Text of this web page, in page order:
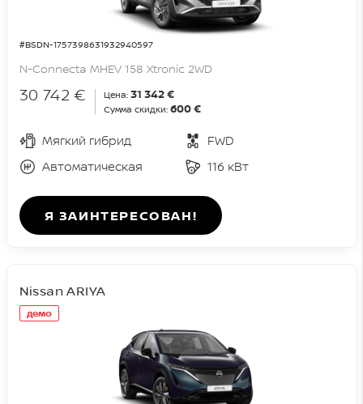
#BSDN-1757398631932940597
N-Connecta MHEV 158 Xtronic 2WD
30 742 € Цена: 31 342 €
Сумма скидки: 600 €
Мягкий гибрид
FWD
Автоматическая
116 кВт
Я ЗАИНТЕРЕСОВАН!
демо
Nissan ARIYA